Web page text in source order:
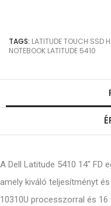
TAGS: LATITUDETOUCH SSD
NOTEBOOK LATITUDE 5410
A Dell Latitude 5410 14" FD
amely kiváló teljesítményt
10310U processzorral és 16